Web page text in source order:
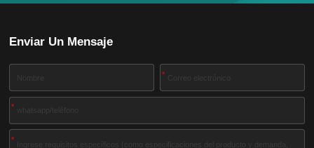
Enviar Un Mensaje
*
*
*